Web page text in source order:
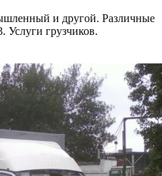
и другой. Различные
Услуги грузчиков.